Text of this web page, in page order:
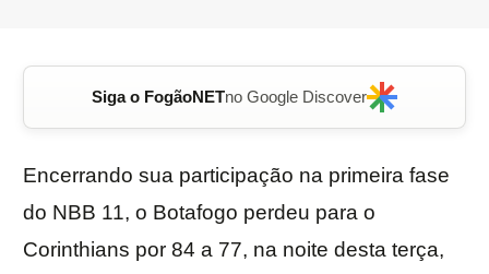
Siga o FogãoNETno Google Discover
Encerrando sua participação na primeira fase
do NBB 11, o Botafogo perdeu para o
Corinthians por 84 a 77, na noite desta terça,